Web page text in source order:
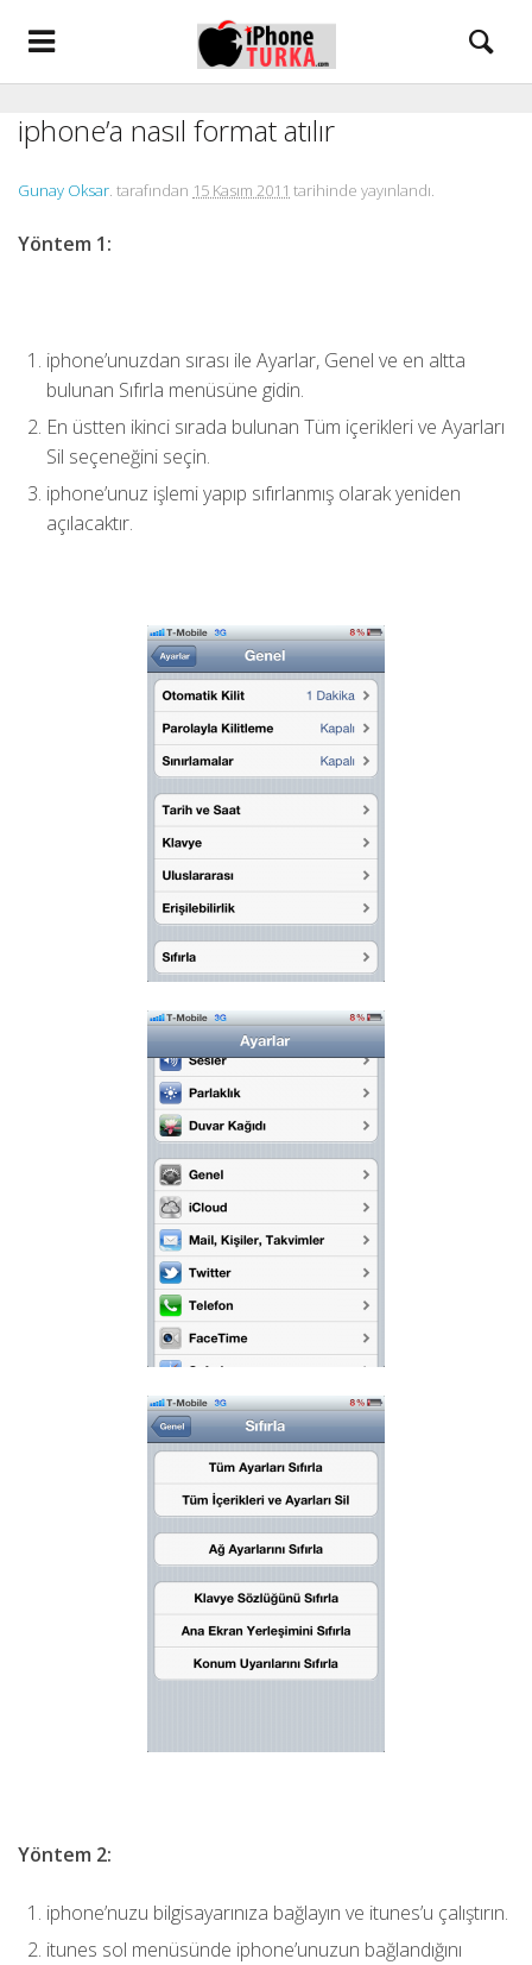
iphone’a nasıl format atılır
Gunay Oksar. tarafından 15 Kasım 2011 tarihinde yayınlandı.
Yöntem 1:
iphone’unuzdan sırası ile Ayarlar, Genel ve en altta
bulunan Sıfırla menüsüne gidin.
En üstten ikinci sırada bulunan Tüm içerikleri ve Ayarları
Sil seçeneğini seçin.
iphone’unuz işlemi yapıp sıfırlanmış olarak yeniden
açılacaktır.
Yöntem 2:
iphone’nuzu bilgisayarınıza bağlayın ve itunes’u çalıştırın.
itunes sol menüsünde iphone’unuzun bağlandığını